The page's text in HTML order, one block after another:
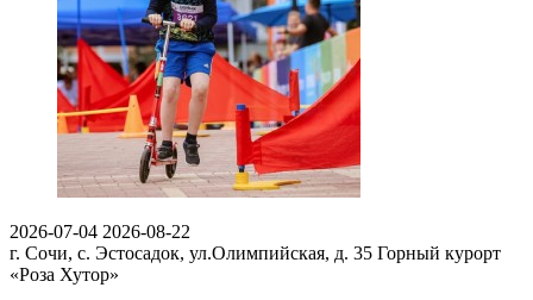
2026-07-04 2026-08-22
г. Сочи, с. Эстосадок, ул.Олимпийская, д. 35 Горный курорт
«Роза Хутор»